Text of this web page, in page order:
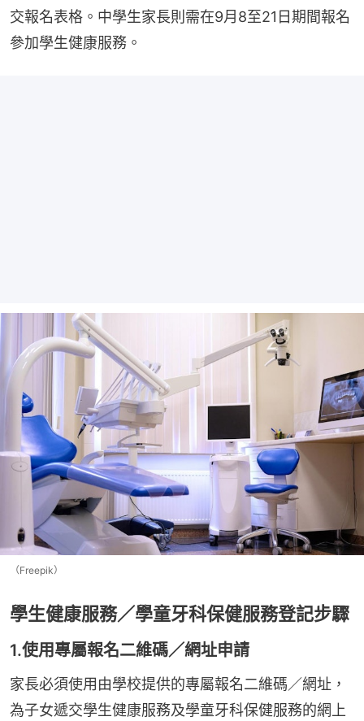
交報名表格。中學生家長則需在9月8至21日期間報名
參加學生健康服務。
（Freepik）
學生健康服務／學童牙科保健服務登記步驟
1.使用專屬報名二維碼／網址申請
家長必須使用由學校提供的專屬報名二維碼／網址，
為子女遞交學生健康服務及學童牙科保健服務的網上